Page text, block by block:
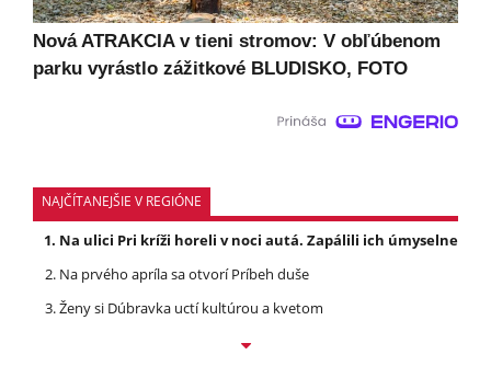
Nová ATRAKCIA v tieni stromov: V obľúbenom
parku vyrástlo zážitkové BLUDISKO, FOTO
NAJČÍTANEJŠIE V REGIÓNE
Na ulici Pri kríži horeli v noci autá. Zapálili ich úmyselne
Na prvého apríla sa otvorí Príbeh duše
Ženy si Dúbravka uctí kultúrou a kvetom